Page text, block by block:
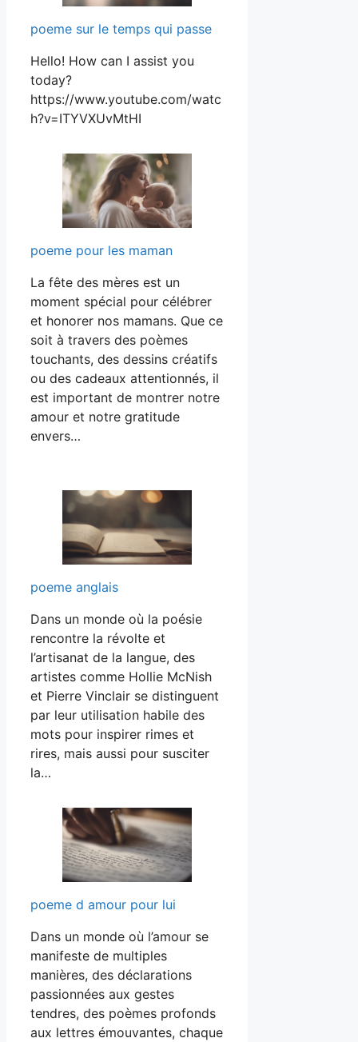
poeme sur le temps qui passe
Hello! How can I assist you
today?
https://www.youtube.com/watc
h?v=ITYVXUvMtHI
poeme pour les maman
La fête des mères est un
moment spécial pour célébrer
et honorer nos mamans. Que ce
soit à travers des poèmes
touchants, des dessins créatifs
ou des cadeaux attentionnés, il
est important de montrer notre
amour et notre gratitude
envers…
poeme anglais
Dans un monde où la poésie
rencontre la révolte et
l’artisanat de la langue, des
artistes comme Hollie McNish
et Pierre Vinclair se distinguent
par leur utilisation habile des
mots pour inspirer rimes et
rires, mais aussi pour susciter
la…
poeme d amour pour lui
Dans un monde où l’amour se
manifeste de multiples
manières, des déclarations
passionnées aux gestes
tendres, des poèmes profonds
aux lettres émouvantes, chaque